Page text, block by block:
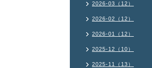
2026-03（12）
2026-02（12）
2026-01（12）
2025-12（10）
2025-11（13）